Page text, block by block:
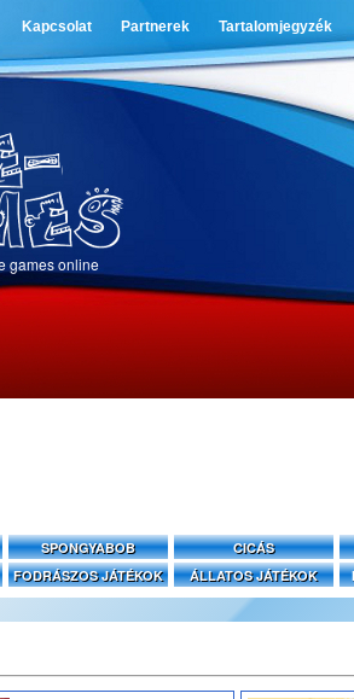
Kapcsolat Partnerek Tartalomjegyzék
games online
SPONGYABOB
CICÁS
FODRÁSZOS JÁTÉKOK ÁLLATOS JÁTÉKOK